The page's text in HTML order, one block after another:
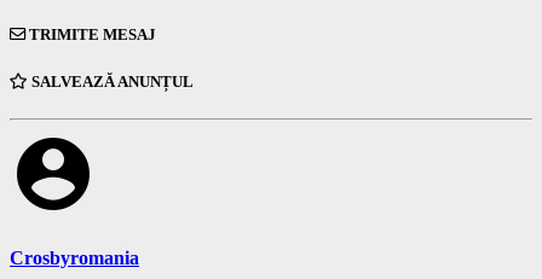
TRIMITE MESAJ
SALVEAZĂ ANUNȚUL
account_circle
Crosbyromania